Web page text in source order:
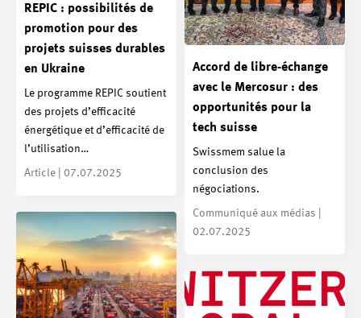
REPIC : possibilités de
promotion pour des
projets suisses durables
en Ukraine
Le programme REPIC soutient
des projets d’efficacité
énergétique et d’efficacité de
l’utilisation…
Article | 07.07.2025
Accord de libre-échange
avec le Mercosur : des
opportunités pour la
tech suisse
Swissmem salue la
conclusion des
négociations.
Communiqué aux médias |
02.07.2025